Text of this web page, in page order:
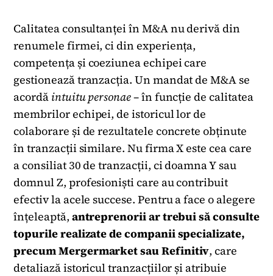
Calitatea consultanței în M&A nu derivă din
renumele firmei, ci din experiența,
competența și coeziunea echipei care
gestionează tranzacția. Un mandat de M&A se
acordă intuitu personae– în funcție de calitatea
membrilor echipei, de istoricul lor de
colaborare și de rezultatele concrete obținute
în tranzacții similare. Nu firma X este cea care
a consiliat 30 de tranzacții, ci doamna Y sau
domnul Z, profesioniști care au contribuit
efectiv la acele succese. Pentru a face o alegere
înțeleaptă, antreprenorii ar trebui să consulte
topurile realizate de companii specializate,
precum Mergermarket sau Refinitiv, care
detaliază istoricul tranzacțiilor și atribuie